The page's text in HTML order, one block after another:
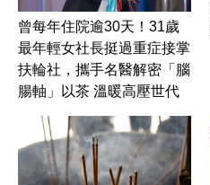
曾每年住院逾30天！31歲
最年輕女社長挺過重症接掌
扶輪社，攜手名醫解密「腦
腸軸」以茶 溫暖高壓世代